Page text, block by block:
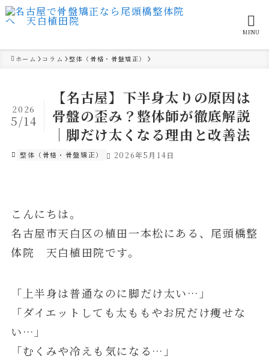
MENU
ホーム コラム 整体（骨格・骨盤矯正）
【名古屋】下半身太りの原因は
骨盤の歪み？整体師が徹底解説
｜脚だけ太くなる理由と改善法
2026
5/14
整体（骨格・骨盤矯正） 2026年5月14日
こんにちは。
名古屋市天白区の植田一本松にある、尾頭橋整
体院 天白植田院です。
「上半身は普通なのに脚だけ太い…」
「ダイエットしても太ももやお尻だけ痩せな
い…」
「むくみや冷えも気になる…」